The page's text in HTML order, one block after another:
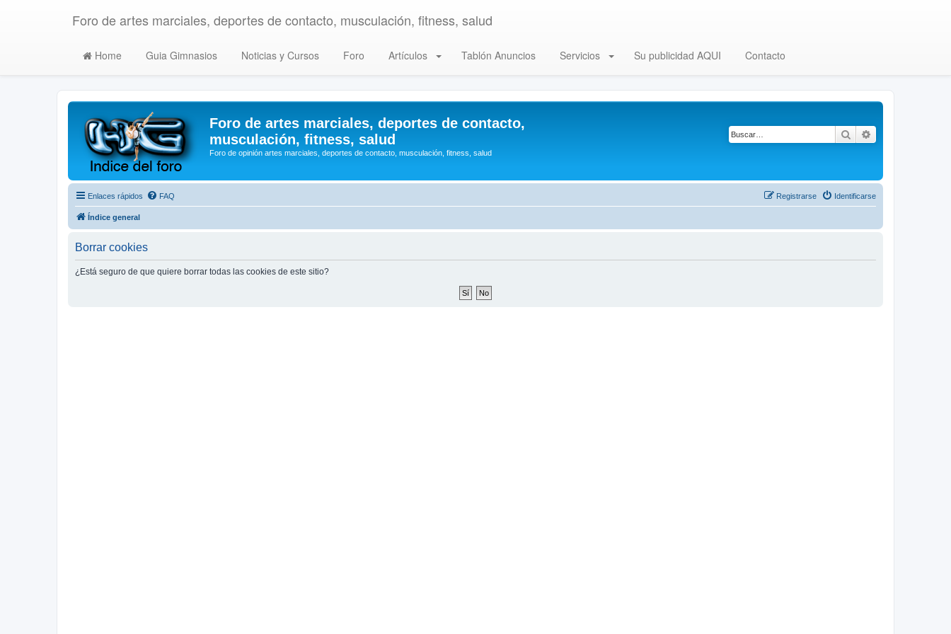
Foro de artes marciales, deportes de contacto, musculación, fitness, salud
Home Guia Gimnasios Noticias y Cursos Foro Artículos Tablón Anuncios Servicios Su publicidad AQUI Contacto
Foro de artes marciales, deportes de contacto,
musculación, fitness, salud
Foro de opinión artes marciales, deportes de contacto, musculación, fitness, salud
Buscar
Enlaces rápidos FAQ Identificarse
Registrarse
Índice general
Borrar cookies
¿Está seguro de que quiere borrar todas las cookies de este sitio?